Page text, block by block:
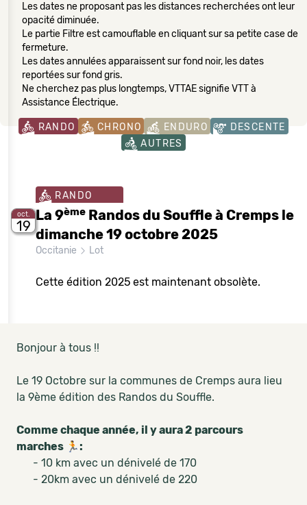
Les dates ne proposant pas les distances recherchées ont leur
opacité diminuée.
Le partie Filtre est camouflable en cliquant sur sa petite case de
fermeture.
Les dates annulées apparaissent sur fond noir, les dates
reportées sur fond gris.
Ne cherchez pas plus longtemps, VTTAE signifie VTT à
Assistance Électrique.
RANDO CHRONO ENDURO
DESCENTE
AUTRES
oct.
19
RANDO
La 9ème Randos du Souffle à Cremps le
dimanche 19 octobre 2025
Occitanie Lot
Cette édition 2025 est maintenant obsolète.
Bonjour à tous !!
Le 19 Octobre sur la communes de Cremps aura lieu
la 9ème édition des Randos du Souffle.
Comme chaque année, il y aura 2 parcours
marches 🏃:
- 10 km avec un dénivelé de 170
- 20km avec un dénivelé de 220